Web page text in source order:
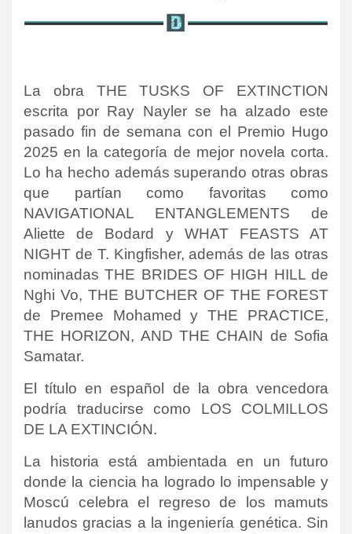
La obra THE TUSKS OF EXTINCTION
escrita por Ray Nayler se ha alzado este
pasado fin de semana con el Premio Hugo
2025 en la categoría de mejor novela corta.
Lo ha hecho además superando otras obras
que partían como favoritas como
NAVIGATIONAL ENTANGLEMENTS de
Aliette de Bodard y WHAT FEASTS AT
NIGHT de T. Kingfisher, además de las otras
nominadas THE BRIDES OF HIGH HILL de
Nghi Vo, THE BUTCHER OF THE FOREST
de Premee Mohamed y THE PRACTICE,
THE HORIZON, AND THE CHAIN de Sofia
Samatar.
El título en español de la obra vencedora
podría traducirse como LOS COLMILLOS
DE LA EXTINCIÓN.
La historia está ambientada en un futuro
donde la ciencia ha logrado lo impensable y
Moscú celebra el regreso de los mamuts
lanudos gracias a la ingeniería genética. Sin